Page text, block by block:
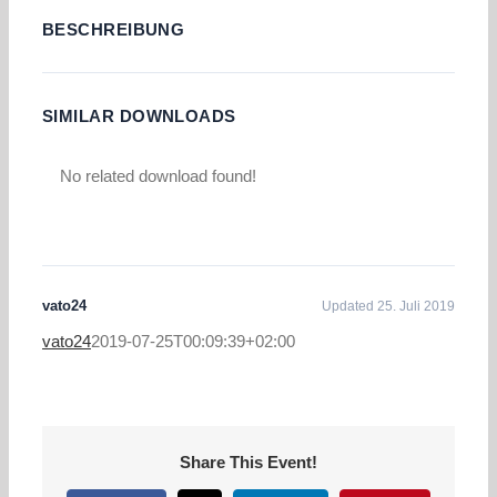
BESCHREIBUNG
SIMILAR DOWNLOADS
No related download found!
vato24 Updated 25. Juli 2019
vato242019-07-25T00:09:39+02:00
Share This Event!